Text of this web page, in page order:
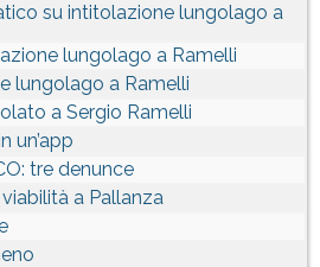
su intitolazione lungolago a
lungolago a Ramelli
lungolago a Ramelli
a Sergio Ramelli
un’app
tre denunce
a Pallanza